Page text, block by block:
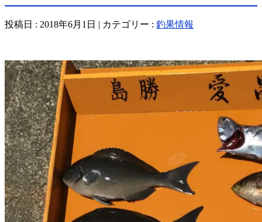
投稿日 : 2018年6月1日 | カテゴリー : 釣果情報